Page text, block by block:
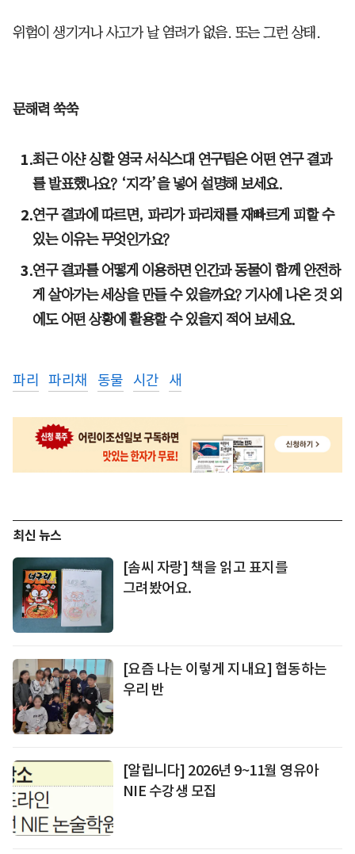
위험이 생기거나 사고가 날 염려가 없음. 또는 그런 상태.
문해력 쑥쑥
최근 이샨 싱할 영국 서식스대 연구팀은 어떤 연구 결과
를 발표했나요? ‘지각’을 넣어 설명해 보세요.
연구 결과에 따르면, 파리가 파리채를 재빠르게 피할 수
있는 이유는 무엇인가요?
연구 결과를 어떻게 이용하면 인간과 동물이 함께 안전하
게 살아가는 세상을 만들 수 있을까요? 기사에 나온 것 외
에도 어떤 상황에 활용할 수 있을지 적어 보세요.
파리 파리채 동물 시간 새
최신 뉴스
[솜씨 자랑] 책을 읽고 표지를
그려봤어요.
[요즘 나는 이렇게 지내요] 협동하는
우리 반
[알립니다] 2026년 9~11월 영유아
NIE 수강생 모집